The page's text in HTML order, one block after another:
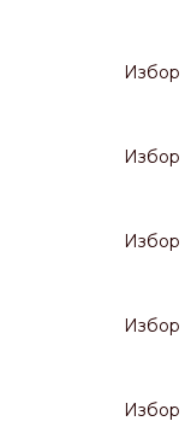
Избор
Избор
Избор
Избор
Избор